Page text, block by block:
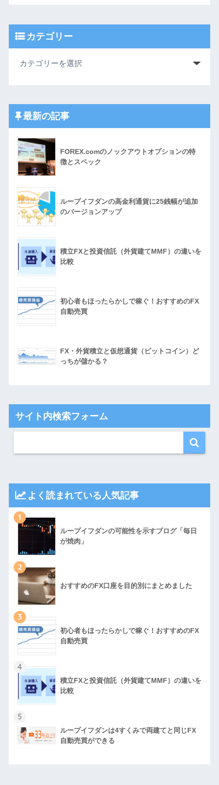
カテゴリー
最新の記事
FOREX.comのノックアウトオプションの特
徴とスペック
ループイフダンの高金利通貨に25銭幅が追加
のバージョンアップ
積立FXと投資信託（外貨建てMMF）の違いを
比較
初心者もほったらかしで稼ぐ！おすすめのFX
自動売買
FX・外貨積立と仮想通貨（ビットコイン）ど
っちが儲かる？
サイト内検索フォーム
よく読まれている人気記事
1
ループイフダンの可能性を示すブログ「毎日
が焼肉」
2
おすすめのFX口座を目的別にまとめました
3
初心者もほったらかしで稼ぐ！おすすめのFX
自動売買
4
積立FXと投資信託（外貨建てMMF）の違いを
比較
5
ループイフダンは4すくみで両建てと同じFX
自動売買ができる